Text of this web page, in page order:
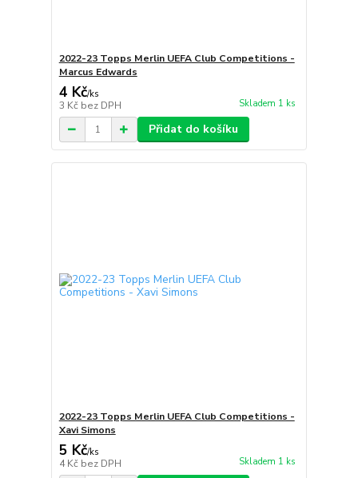
2022-23 Topps Merlin UEFA Club Competitions -
Marcus Edwards
4 Kč/ks
3 Kč bez DPH Skladem 1 ks
Přidat do košíku
2022-23 Topps Merlin UEFA Club Competitions -
Xavi Simons
5 Kč/ks
4 Kč bez DPH Skladem 1 ks